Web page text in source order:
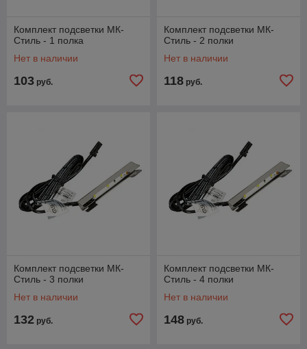
Комплект подсветки МК-
Стиль - 1 полка
Нет в наличии
103 руб.
Комплект подсветки МК-
Стиль - 2 полки
Нет в наличии
118 руб.
Комплект подсветки МК-
Стиль - 3 полки
Нет в наличии
132 руб.
Комплект подсветки МК-
Стиль - 4 полки
Нет в наличии
148 руб.